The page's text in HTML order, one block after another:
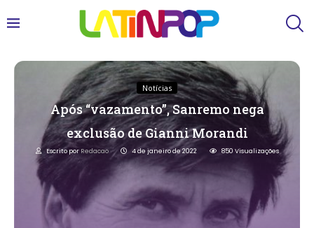
Notícias
Após “vazamento”, Sanremo nega
exclusão de Gianni Morandi
Escrito por Redacao 4 de janeiro de 2022 850 Visualizações